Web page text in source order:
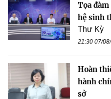
Tọa
hệ sinh
Thư Kỳ
21:30 07/
Hoàn
hành
sở